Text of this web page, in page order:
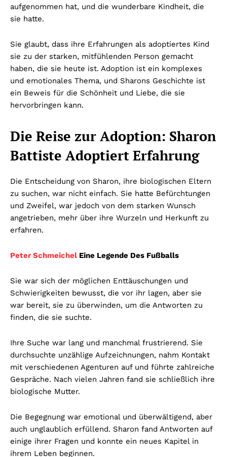
aufgenommen hat, und die wunderbare Kindheit, die
sie hatte.
Sie glaubt, dass ihre Erfahrungen als adoptiertes Kind
sie zu der starken, mitfühlenden Person gemacht
haben, die sie heute ist. Adoption ist ein komplexes
und emotionales Thema, und Sharons Geschichte ist
ein Beweis für die Schönheit und Liebe, die sie
hervorbringen kann.
Die Reise zur Adoption: Sharon
Battiste Adoptiert Erfahrung
Die Entscheidung von Sharon, ihre biologischen Eltern
zu suchen, war nicht einfach. Sie hatte Befürchtungen
und Zweifel, war jedoch von dem starken Wunsch
angetrieben, mehr über ihre Wurzeln und Herkunft zu
erfahren.
Peter Schmeichel Eine Legende Des Fußballs
Sie war sich der möglichen Enttäuschungen und
Schwierigkeiten bewusst, die vor ihr lagen, aber sie
war bereit, sie zu überwinden, um die Antworten zu
finden, die sie suchte.
Ihre Suche war lang und manchmal frustrierend. Sie
durchsuchte unzählige Aufzeichnungen, nahm Kontakt
mit verschiedenen Agenturen auf und führte zahlreiche
Gespräche. Nach vielen Jahren fand sie schließlich ihre
biologische Mutter.
Die Begegnung war emotional und überwältigend, aber
auch unglaublich erfüllend. Sharon fand Antworten auf
einige ihrer Fragen und konnte ein neues Kapitel in
ihrem Leben beginnen.